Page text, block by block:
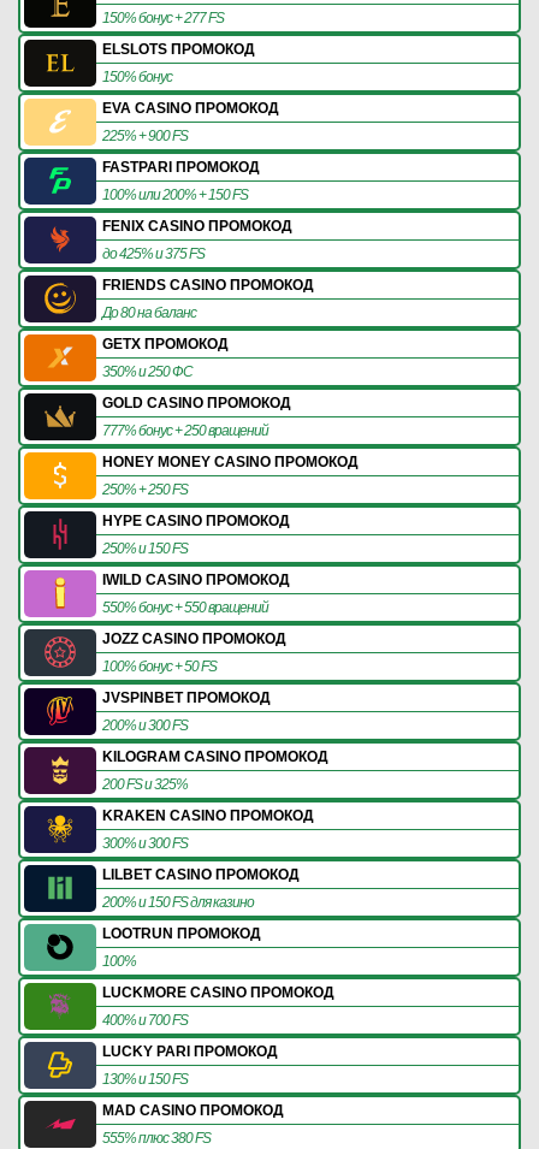
150% бонус + 277 FS
ELSLOTS ПРОМОКОД
150% бонус
EVA CASINO ПРОМОКОД
225% + 900 FS
FASTPARI ПРОМОКОД
100% или 200% + 150 FS
FENIX CASINO ПРОМОКОД
до 425% и 375 FS
FRIENDS CASINO ПРОМОКОД
До 80 на баланс
GETX ПРОМОКОД
350% и 250 ФС
GOLD CASINO ПРОМОКОД
777% бонус + 250 вращений
HONEY MONEY CASINO ПРОМОКОД
250% + 250 FS
HYPE CASINO ПРОМОКОД
250% и 150 FS
IWILD CASINO ПРОМОКОД
550% бонус + 550 вращений
JOZZ CASINO ПРОМОКОД
100% бонус + 50 FS
JVSPINBET ПРОМОКОД
200% и 300 FS
KILOGRAM CASINO ПРОМОКОД
200 FS и 325%
KRAKEN CASINO ПРОМОКОД
300% и 300 FS
LILBET CASINO ПРОМОКОД
200% и 150 FS для казино
LOOTRUN ПРОМОКОД
100%
LUCKMORE CASINO ПРОМОКОД
400% и 700 FS
LUCKY PARI ПРОМОКОД
130% и 150 FS
MAD CASINO ПРОМОКОД
555% плюс 380 FS